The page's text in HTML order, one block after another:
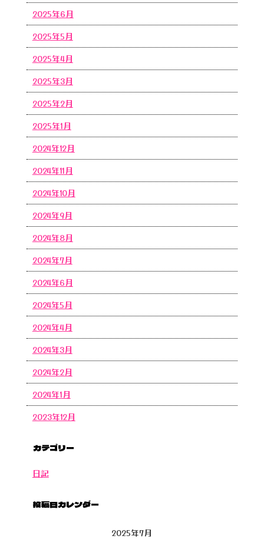
2025年6月
2025年5月
2025年4月
2025年3月
2025年2月
2025年1月
2024年12月
2024年11月
2024年10月
2024年9月
2024年8月
2024年7月
2024年6月
2024年5月
2024年4月
2024年3月
2024年2月
2024年1月
2023年12月
カテゴリー
日記
投稿日カレンダー
2025年7月